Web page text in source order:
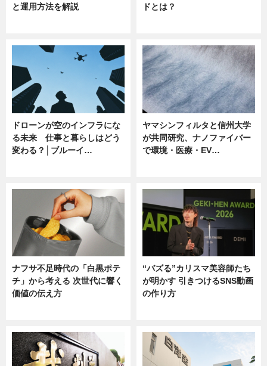
と運用方法を解説
ドとは？
ドローンが空のインフラにな
る未来 仕事と暮らしはどう
変わる？│ブルーイ…
ヤマシンフィルタと信州大学
が共同研究、ナノファイバー
で環境・医療・EV…
ナフサ不足時代の「白黒ポテ
チ」から考える 次世代に響く
価値の伝え方
“バズる”カリスマ美容師たち
が明かす 引きつけるSNS動画
の作り方